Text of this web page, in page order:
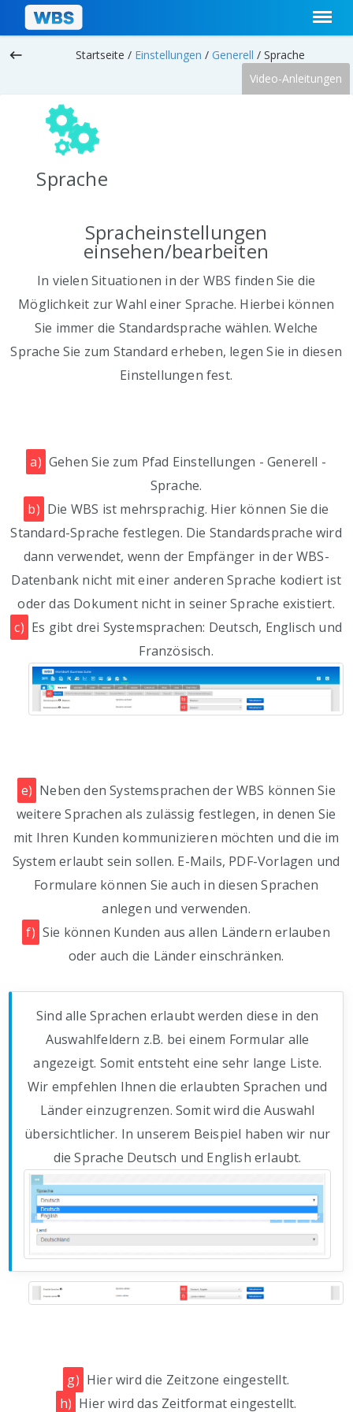
keyboard_backspace Startseite / Einstellungen / Generell / Sprache
Video-Anleitungen
Sprache
Spracheinstellungen
einsehen/bearbeiten
In vielen Situationen in der WBS finden Sie die
Möglichkeit zur Wahl einer Sprache. Hierbei können
Sie immer die Standardsprache wählen. Welche
Sprache Sie zum Standard erheben, legen Sie in diesen
Einstellungen fest.
a) Gehen Sie zum Pfad Einstellungen - Generell -
Sprache.
b) Die WBS ist mehrsprachig. Hier können Sie die
Standard-Sprache festlegen. Die Standardsprache wird
dann verwendet, wenn der Empfänger in der WBS-
Datenbank nicht mit einer anderen Sprache kodiert ist
oder das Dokument nicht in seiner Sprache existiert.
c) Es gibt drei Systemsprachen: Deutsch, Englisch und
Französisch.
e) Neben den Systemsprachen der WBS können Sie
weitere Sprachen als zulässig festlegen, in denen Sie
mit Ihren Kunden kommunizieren möchten und die im
System erlaubt sein sollen. E-Mails, PDF-Vorlagen und
Formulare können Sie auch in diesen Sprachen
anlegen und verwenden.
f) Sie können Kunden aus allen Ländern erlauben
oder auch die Länder einschränken.
Sind alle Sprachen erlaubt werden diese in den
Auswahlfeldern z.B. bei einem Formular alle
angezeigt. Somit entsteht eine sehr lange Liste.
Wir empfehlen Ihnen die erlaubten Sprachen und
Länder einzugrenzen. Somit wird die Auswahl
übersichtlicher. In unserem Beispiel haben wir nur
die Sprache Deutsch und English erlaubt.
g) Hier wird die Zeitzone eingestellt.
h) Hier wird das Zeitformat eingestellt.